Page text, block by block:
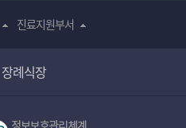
진료지원부서
장례식장